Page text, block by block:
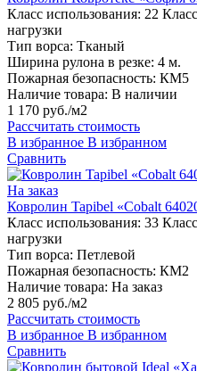
Класс использования: 22
нагрузки
Тип ворса: Тканый
Ширина рулона в резке: 4 м.
Пожарная безопасность: КМ5
Наличие товара: В наличии
1 170 руб./м2
Рассчитать стоимость
В избранное В избранном
Сравнить
На заказ
Ковролин Tapibel «Cobalt
Класс использования: 33
нагрузки
Тип ворса: Петлевой
Пожарная безопасность: КМ2
Наличие товара: На заказ
2 805 руб./м2
Рассчитать стоимость
В избранное В избранном
Сравнить